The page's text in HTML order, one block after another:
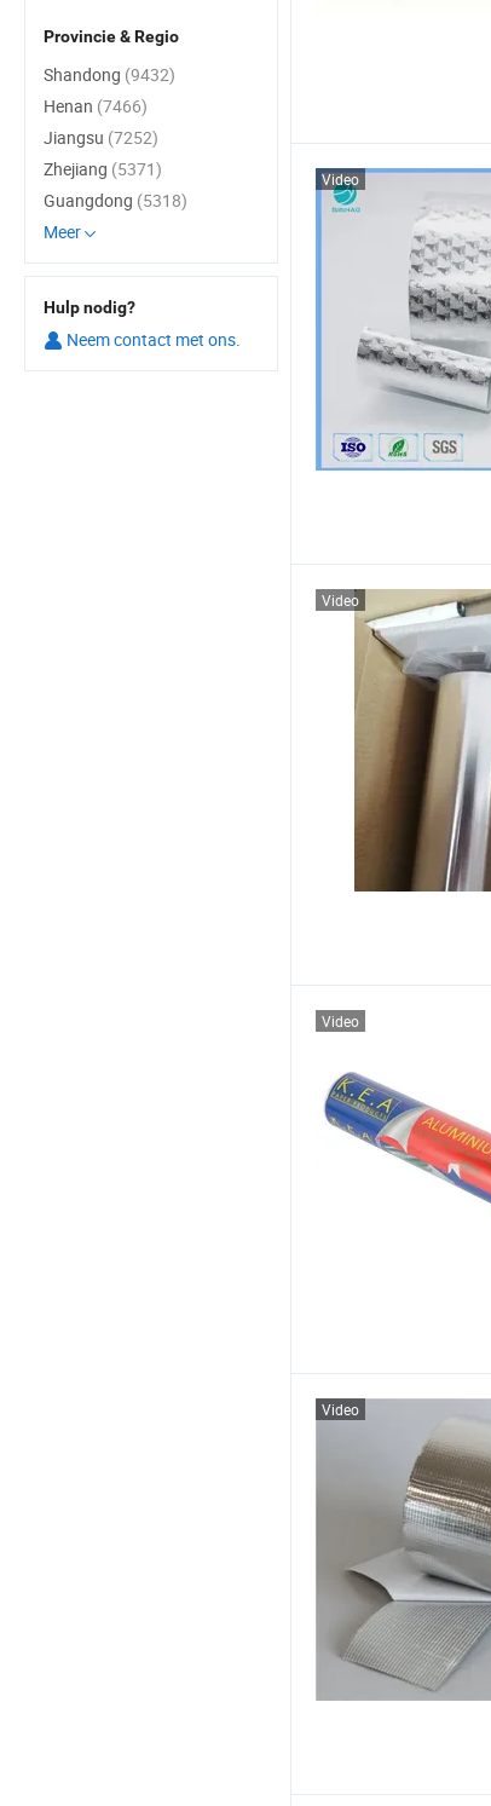
Video
Video
Video
Video
Provincie & Regio
Shandong (9432)
Henan (7466)
Jiangsu (7252)
Zhejiang (5371)
Guangdong (5318)
Meer
Hulp nodig?
Neem contact met ons.